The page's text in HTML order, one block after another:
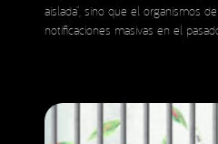
aislada”, sino que el organismos
notificaciones masivas en el